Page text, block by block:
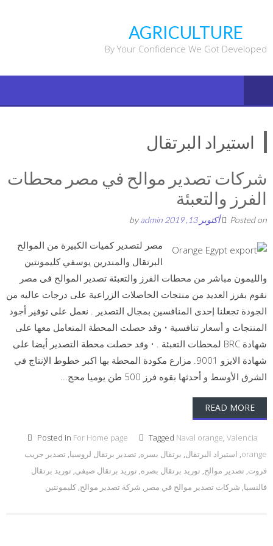
content
AGRICULTURE
By Your Confidence We Got Developed
استيراد البرتقال
شركات تصدير موالح في مصر محطات
الفرز والتعبئة
Posted on أكتوبر 13, 2019 admin
مصر لتصدير كميات الكبيرة من الموالح
البرتقال والمندرين يوسفي كليمونتين
والليمون مباشر من محطات الفرز والتعبئة تصدير الموالح فى مصر
نقوم بفرز العديد من منتجات الحاصلات الزراعية على درجات عاليه من
الجودة تجعلنا إحدى المنافسين بمجال التصدير . نعمل على توفير أجود
المنتجات و أسعار تنافسية • وقد حصلت المحطة المتعامل معها على
شهادة BRC لمحطات التعبئة . • وقد حصلت محطة التصدير أيضا على
شهادة الايزو 9001. مزارع مكودة المحطة بها اكبر خطوط الإنتاج في
الشرق الأوسط و أحدثها بقوه فرز 500 طن يوميا محج...
READ MORE
Posted in For Home page Tagged Naval orange, Valencia
orange
, استيراد البرتقال, برتقال بسره, تصدير برتقال لروسيا, تصدير جريب
فروت, تصدير موالح, توريد برتقال بصره, توريد برتقال صيفي, توريد برتقال
فالنسيا, شركات تصدير موالح في مصر , شركة تصدير موالح, كليمونتين